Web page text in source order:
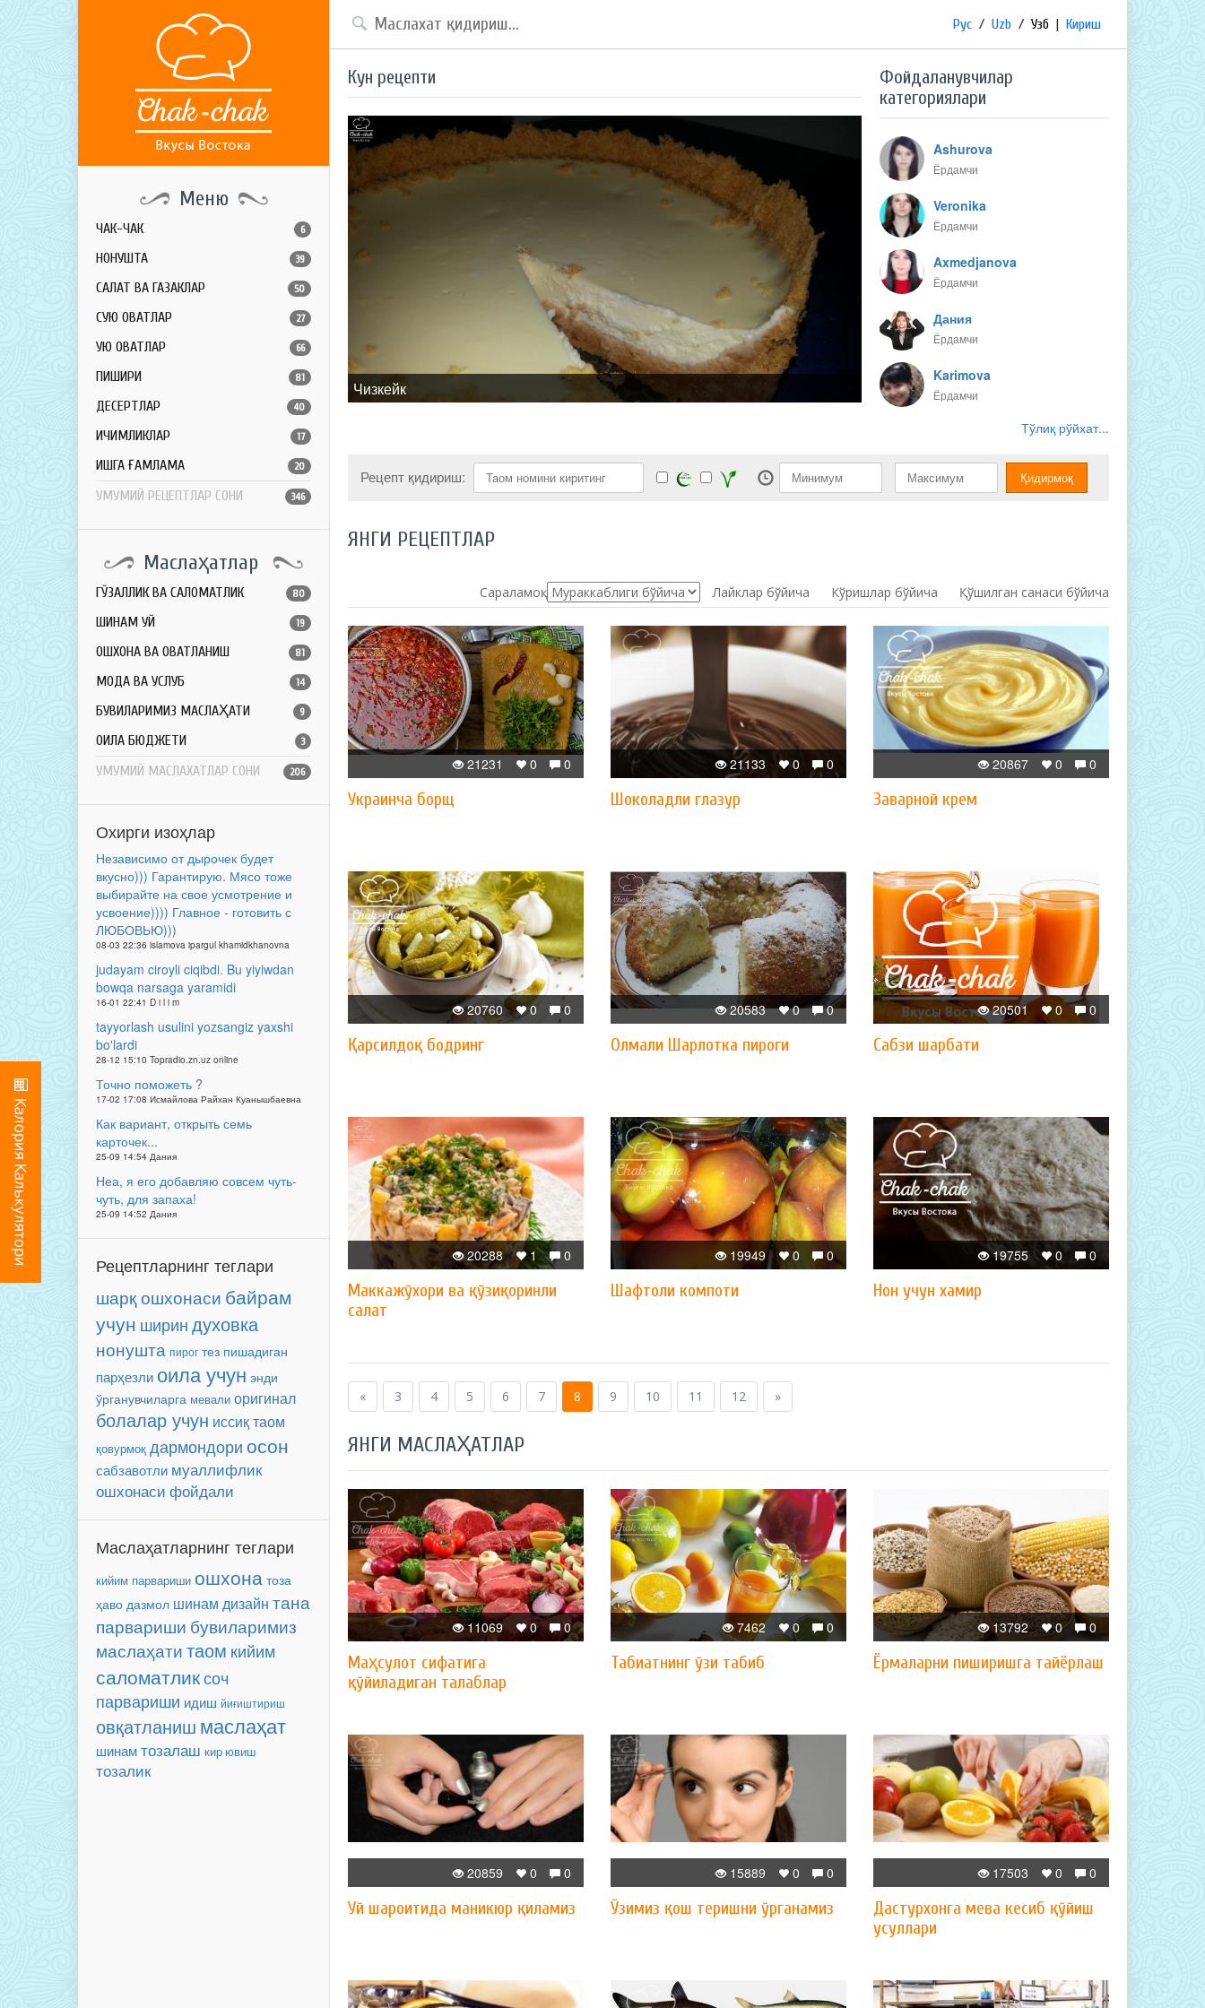
Меню
ЧАК-ЧАК 6
НОНУШТА 39
САЛАТ ВА ГАЗАКЛАР 50
СУЮҚ ОВҚАТЛАР 27
ҚУЮҚ ОВҚАТЛАР 66
ПИШИРИҚ 81
ДЕСЕРТЛАР 40
ИЧИМЛИКЛАР 17
ҚИШГА ҒАМЛАМА 20
УМУМИЙ РЕЦЕПТЛАР СОНИ 346
Маслаҳатлар
ГЎЗАЛЛИК ВА САЛОМАТЛИК 80
ШИНАМ УЙ 19
ОШХОНА ВА ОВҚАТЛАНИШ 81
МОДА ВА УСЛУБ 14
БУВИЛАРИМИЗ МАСЛАҲАТИ 9
ОИЛА БЮДЖЕТИ 3
УМУМИЙ МАСЛАХАТЛАР СОНИ 206
Охирги изоҳлар
Независимо от дырочек будет
вкусно))) Гарантирую. Мясо тоже
выбирайте на свое усмотрение и
усвоение)))) Главное - готовить с
ЛЮБОВЬЮ)))
08-03 22:36 islamova ipargul khamidkhanovna
judayam ciroyli ciqibdi. Bu yiyiwdan
bowqa narsaga yaramidi
16-01 22:41 D i l i m
tayyorlash usulini yozsangiz yaxshi
bo'lardi
28-12 15:10 Topradio.zn.uz online
Точно поможеть ?
17-02 17:08 Исмайлова Райхан Куанышбаевна
Как вариант, открыть семь
карточек...
25-09 14:54 Дания
Неа, я его добавляю совсем чуть-
чуть, для запаха!
25-09 14:52 Дания
Рецептларнинг теглари
шарқ ошхонаси байрам
учун шириндуховка
нонушта пирог тез пишадиган
парҳезли оила учун энди
ўрганувчиларга мевали оригинал
болалар учун иссиқ таом
қовурмоқ дармондори осон
сабзавотли муаллифлик
ошхонаси фойдали
Маслаҳатларнинг теглари
кийим парвариши ошхона тоза
ҳаво дазмол шинам дизайн тана
парвариши бувиларимиз
маслаҳатитаом кийим
саломатликсоч
парвариши идиш йиғиштириш
овқатланиш маслаҳат
шинамтозалаш кир ювиш
тозалик
Рус / Uzb / Узб | Кириш
Кун рецепти
Чизкейк
Фойдаланувчилар
категориялари
Ashurova
Ёрдамчи
Veronika
Ёрдамчи
Axmedjanova
Ёрдамчи
Дания
Ёрдамчи
Karimova
Ёрдамчи
Тўлиқ рўйхат...
Рецепт қидириш:
ЯНГИ РЕЦЕПТЛАР
Сараламоқ: Лайклар бўйича Кўришлар бўйича Қўшилган санаси бўйича
0
0
21231
​Украинча борщ
0
0
21133
Шоколадли глазур
0
0
20867
Заварной крем
0
0
20760
Қарсилдоқ бодринг
0
0
20583
Олмали Шарлотка пироги
0
0
20501
Сабзи шарбати
0
1
20288
Маккажўхори ва қўзиқоринли
салат
0
0
19949
Шафтоли компоти
0
0
19755
Нон учун хамир
« 3 4 5 6 7 8 9 10 11 12 »
ЯНГИ МАСЛАҲАТЛАР
0
0
11069
Маҳсулот сифатига
қўйиладиган талаблар
0
0
7462
Табиатнинг ўзи табиб
0
0
13792
Ёрмаларни пиширишга тайёрлаш
0
0
20859
Уй шароитида маникюр қиламиз
0
0
15889
Ўзимиз қош теришни ўрганамиз
0
0
17503
Дастурхонга мева кесиб қўйиш
усуллари